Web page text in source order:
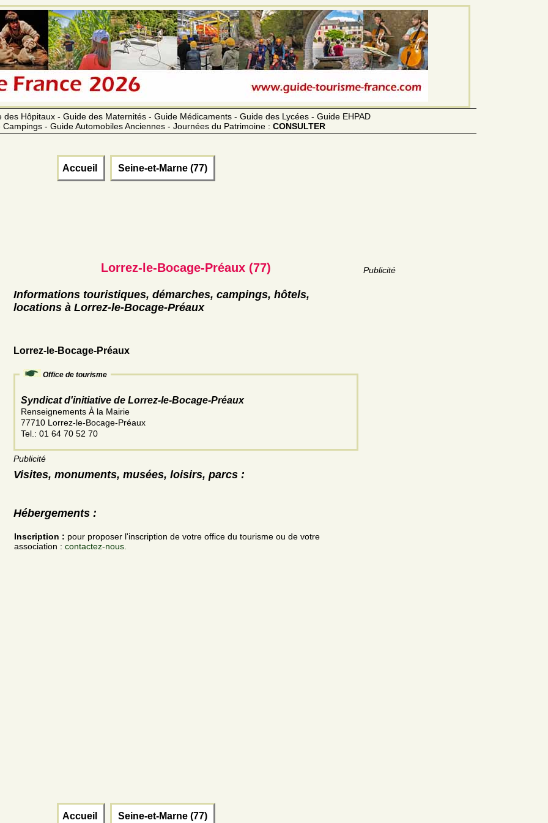
Hôpitaux - Guide des Maternités - Guide Médicaments - Guide des Lycées - Guide EHPAD
- Guide Automobiles Anciennes - Journées du Patrimoine : CONSULTER
Accueil Seine-et-Marne (77)
Publicité
Lorrez-le-Bocage-Préaux (77)
Informations touristiques, démarches, campings, hôtels,
locations à Lorrez-le-Bocage-Préaux
Lorrez-le-Bocage-Préaux
Office de tourisme
Syndicat d'initiative de Lorrez-le-Bocage-Préaux
Renseignements À la Mairie
77710 Lorrez-le-Bocage-Préaux
Tel.: 01 64 70 52 70
Publicité
Visites, monuments, musées, loisirs, parcs :
Hébergements :
Inscription : pour proposer l'inscription de votre office du tourisme ou de votre
association : contactez-nous.
Accueil Seine-et-Marne (77)